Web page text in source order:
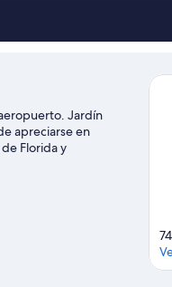
Jardín
apreciarse en
Florida y
una gran